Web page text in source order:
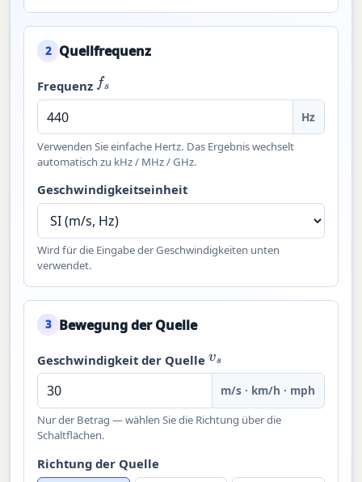
2 Quellfrequenz
Frequenz fs
Hz
Verwenden Sie einfache Hertz. Das Ergebnis wechselt
automatisch zu kHz / MHz / GHz.
Geschwindigkeitseinheit
Wird für die Eingabe der Geschwindigkeiten unten
verwendet.
3 Bewegung der Quelle
Geschwindigkeit der Quellevs
m/s · km/h · mph
Nur der Betrag — wählen Sie die Richtung über die
Schaltflächen.
Richtung der Quelle